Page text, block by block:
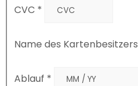
CVC *
Name des Kartenbesitzers
Ablauf *